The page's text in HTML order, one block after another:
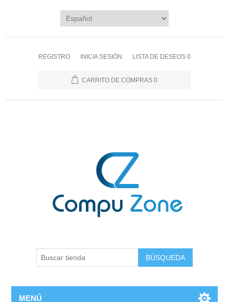
REGISTRO INICIA SESIÓN LISTA DE DESEOS 0
CARRITO DE COMPRAS 0
BÚSQUEDA
MENÚ